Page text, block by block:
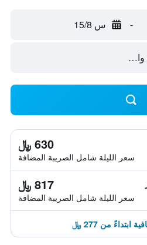
- س 15/8
630 ﷼
سعر الليلة شامل الصريبة المضافة
817 ﷼
سعر الليلة شامل الصريبة المضافة